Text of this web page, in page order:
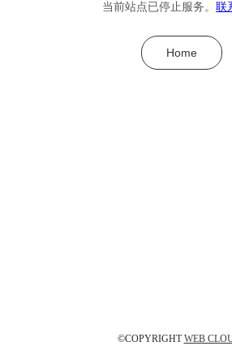
当前站点已停止服务。 联
Home
©COPYRIGHTWEB